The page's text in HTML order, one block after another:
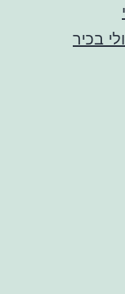
בכיר